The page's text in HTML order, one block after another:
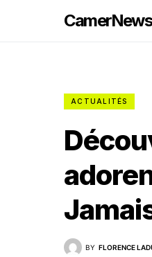
CamerNews
ACTUALITÉS
BY FLORENCE